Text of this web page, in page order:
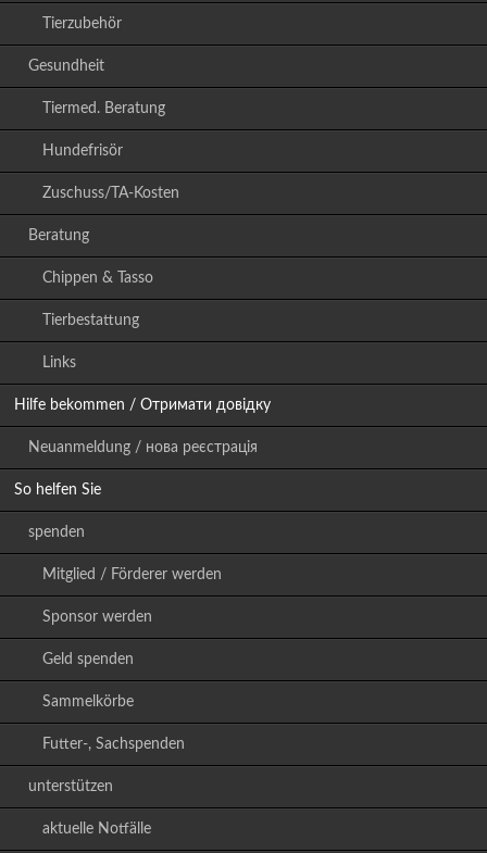
Tierzubehör
Gesundheit
Tiermed. Beratung
Hundefrisör
Zuschuss/TA-Kosten
Beratung
Chippen & Tasso
Tierbestattung
Links
Hilfe bekommen / Отримати довідку
Neuanmeldung / нова реєстрація
So helfen Sie
spenden
Mitglied / Förderer werden
Sponsor werden
Geld spenden
Sammelkörbe
Futter-, Sachspenden
unterstützen
aktuelle Notfälle